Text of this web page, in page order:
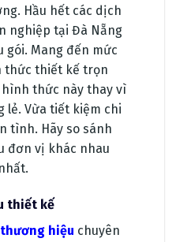
Hầu hết các dịch
nghiệp tại Đà Nẵng
gói. Mang đến mức
thức thiết kế trọn
thức này thay vì
lẻ. Vừa tiết kiệm chi
tình. Hãy so sánh
đơn vị khác nhau
thiết kế
hiệu chuyên